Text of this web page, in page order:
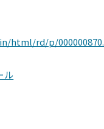
html/rd/p/
ル